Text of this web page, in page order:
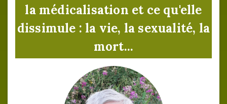
la médicalisation et ce qu'elle
dissimule : la vie, la sexualité, la
mort...